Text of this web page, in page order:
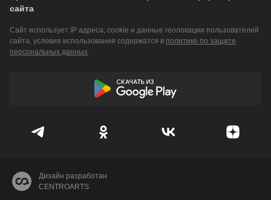
сайта
Сайт использует IP адреса, cookie и данные геолокации пользователей
сайта, условия использования содержатся в политике по защите
персональных данных.
Дизайн разработан
CENTROARTS